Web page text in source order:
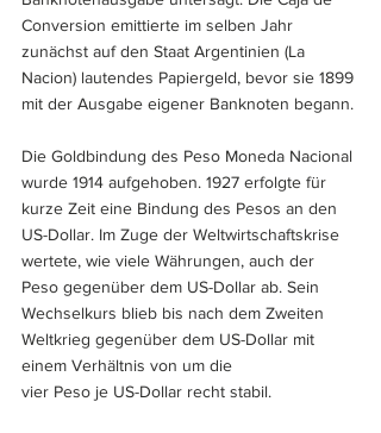
Conversion emittierte im selben Jahr
zunächst auf den Staat Argentinien (La
Nacion) lautendes Papiergeld, bevor sie 1899
mit der Ausgabe eigener Banknoten begann.
Die Goldbindung des Peso Moneda Nacional
wurde 1914 aufgehoben. 1927 erfolgte für
kurze Zeit eine Bindung des Pesos an den
US-Dollar. Im Zuge der Weltwirtschaftskrise
wertete, wie viele Währungen, auch der
Peso gegenüber dem US-Dollar ab. Sein
Wechselkurs blieb bis nach dem Zweiten
Weltkrieg gegenüber dem US-Dollar mit
einem Verhältnis von um die
vier Peso je US-Dollar recht stabil.